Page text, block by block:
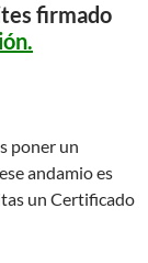
firmado
poner un
andamio es
un Certificado